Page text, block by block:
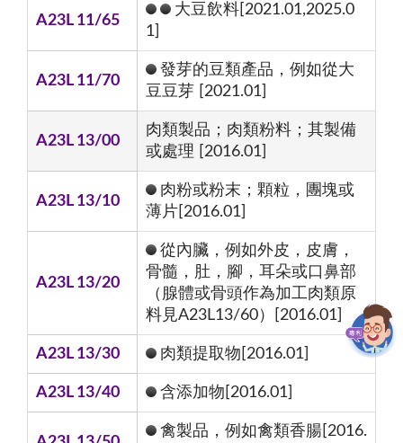
A23L 11/65
大豆飲料[2021.01,2025.0
1]
A23L 11/70
發芽的豆類產品，例如從大
豆豆芽 [2021.01]
A23L 13/00
肉類製品；肉類粉料；其製備
或處理 [2016.01]
A23L 13/10
肉粉或粉末；顆粒，團塊或
薄片[2016.01]
A23L 13/20
從內臟，例如外皮，皮膚，
骨髓，肚，腳，耳朵或口鼻部
（腺體或骨頭作為加工肉類原
料見A23L13/60）[2016.01]
A23L 13/30 肉類提取物[2016.01]
A23L 13/40 含添加物[2016.01]
禽製品，例如禽類香腸[2016.